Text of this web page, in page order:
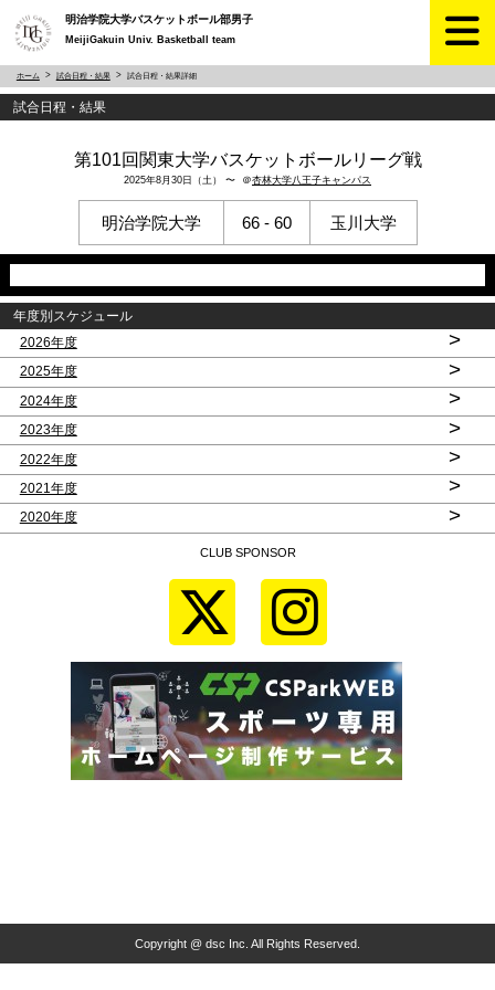
明治学院大学バスケットボール部男子
MeijiGakuin Univ. Basketball team
ホーム 試合日程・結果 試合日程・結果詳細
試合日程・結果
第101回関東大学バスケットボールリーグ戦
2025年8月30日（土） 〜 ＠杏林大学八王子キャンパス
明治学院大学 66 - 60 玉川大学
年度別スケジュール
2026年度
>
2025年度 >
2024年度 >
2023年度 >
2022年度 >
2021年度 >
2020年度 >
CLUB SPONSOR
Copyright @ dsc Inc. All Rights Reserved.